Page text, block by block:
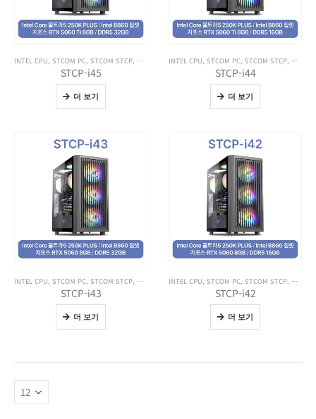
INTEL CPU, STCOM PC, STCOM STCP, 전체 제품보기
STCP-i45
더 보기
INTEL CPU, STCOM PC, STCOM STCP, 전체 제
STCP-i44
더 보기
INTEL CPU, STCOM PC, STCOM STCP, 전체 제품보기
STCP-i43
더 보기
INTEL CPU, STCOM PC, STCOM STCP, 전체 제
STCP-i42
더 보기